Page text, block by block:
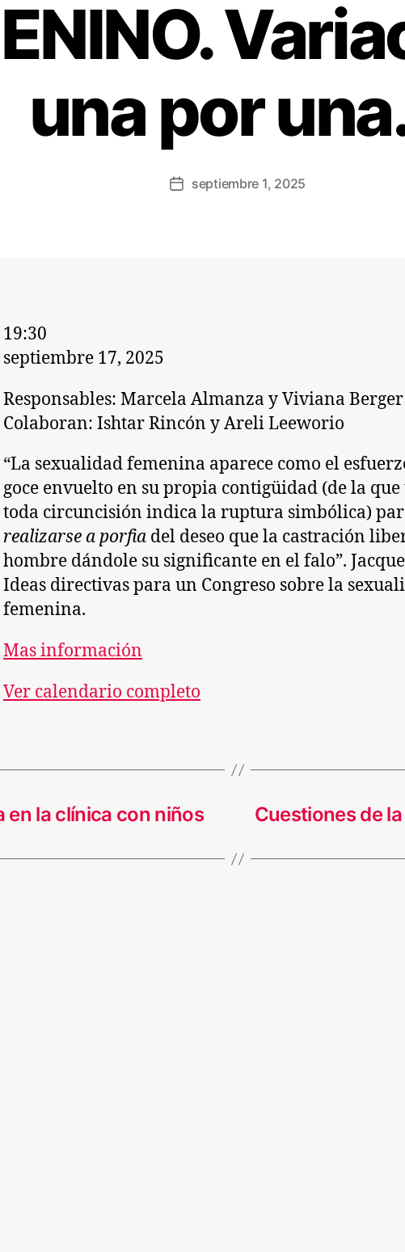
una por
septiembre 1, 2025
19:30
septiembre 17, 2025
Responsables: Marcela Almanza y Viviana Berger
Colaboran: Ishtar Rincón y Areli Leeworio
“La sexualidad femenina aparece como el
goce envuelto en su propia contigüidad (de la que
toda circuncisión indica la ruptura simbólica)
realizarse a porfia del deseo que la castración
hombre dándole su significante en el falo”.
Ideas directivas para un Congreso sobre la
femenina.
Mas información
Ver calendario completo
en la clínica con niños Cuestiones de